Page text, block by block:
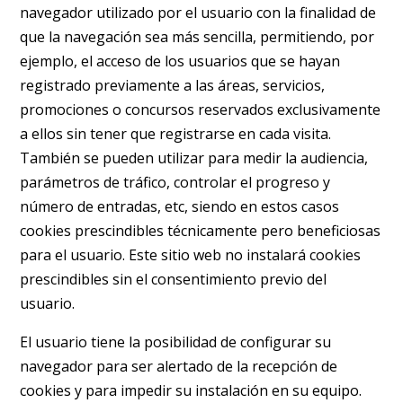
navegador utilizado por el usuario con la finalidad de
que la navegación sea más sencilla, permitiendo, por
ejemplo, el acceso de los usuarios que se hayan
registrado previamente a las áreas, servicios,
promociones o concursos reservados exclusivamente
a ellos sin tener que registrarse en cada visita.
También se pueden utilizar para medir la audiencia,
parámetros de tráfico, controlar el progreso y
número de entradas, etc, siendo en estos casos
cookies prescindibles técnicamente pero beneficiosas
para el usuario. Este sitio web no instalará cookies
prescindibles sin el consentimiento previo del
usuario.
El usuario tiene la posibilidad de configurar su
navegador para ser alertado de la recepción de
cookies y para impedir su instalación en su equipo.